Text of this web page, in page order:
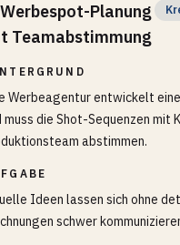
Werbespot-Planung
Teamabstimmung
Werbeagentur entwickelt
muss die Shot-Sequenzen mit
abstimmen.
Ideen lassen sich ohne
schwer